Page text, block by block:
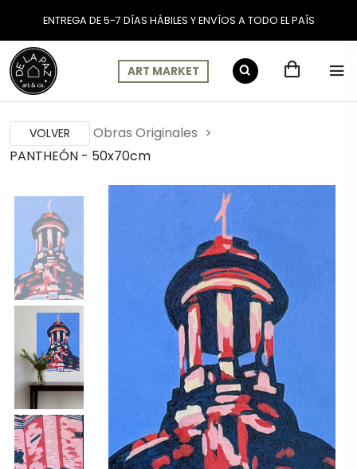
ENTREGA DE 5-7 DÍAS HÁBILES Y ENVÍOS A TODO EL PAÍS
ART MARKET
VOLVER
Obras Originales
PANTHEÓN - 50x70cm